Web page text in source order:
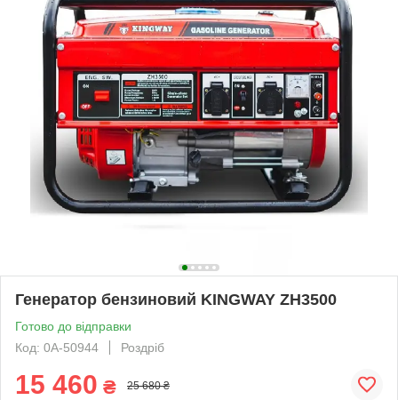
Генератор бензиновий KINGWAY ZH3500
Готово до відправки
Код: 0А-50944
Роздріб
15 460 ₴ 25 680 ₴